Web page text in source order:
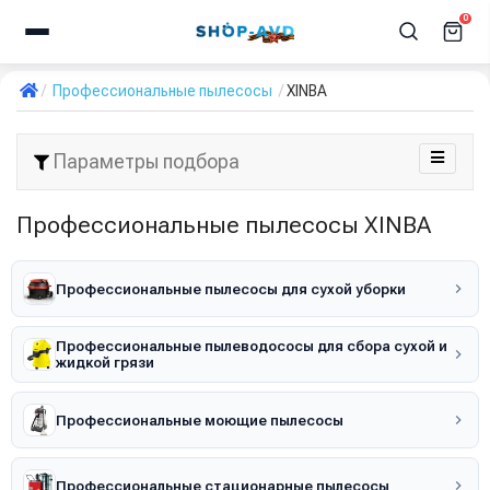
0
Профессиональные пылесосы XINBA
Параметры подбора
Профессиональные пылесосы XINBA
Профессиональные пылесосы для сухой уборки
Профессиональные пылеводососы для сбора сухой и
жидкой грязи
Профессиональные моющие пылесосы
Профессиональные стационарные пылесосы